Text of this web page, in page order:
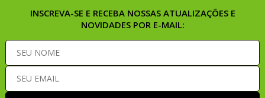
INSCREVA-SE E RECEBA NOSSAS ATUALIZAÇÕES E
NOVIDADES POR E-MAIL: